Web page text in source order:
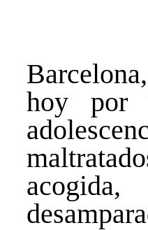
hoy por